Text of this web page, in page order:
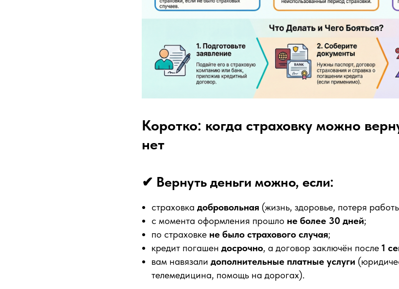
Коротко: когда страховку можно
нет
✔ Вернуть деньги можно, если:
страховка добровольная (жизнь, здоровье, потеря
с момента оформления прошло не более 30 дней;
по страховке не было страхового случая;
кредит погашен досрочно, а договор заключён после 1
вам навязали дополнительные платные услуги
телемедицина, помощь на дорогах).